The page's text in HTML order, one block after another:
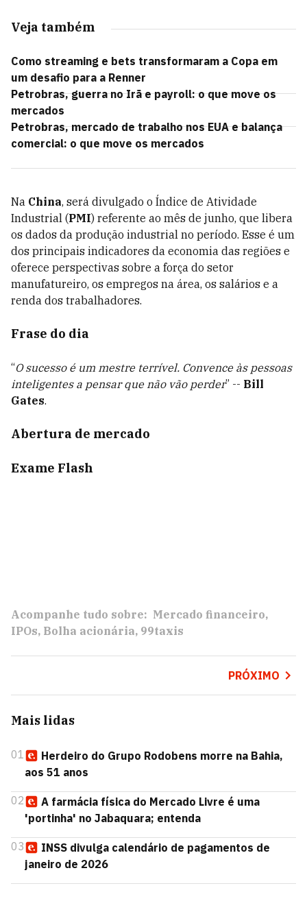
Veja também
Como streaming e bets transformaram a Copa em
um desafio para a Renner
Petrobras, guerra no Irã e payroll: o que move os
mercados
Petrobras, mercado de trabalho nos EUA e balança
comercial: o que move os mercados
Na China, será divulgado o Índice de Atividade
Industrial (PMI) referente ao mês de junho, que libera
os dados da produção industrial no período. Esse é um
dos principais indicadores da economia das regiões e
oferece perspectivas sobre a força do setor
manufatureiro, os empregos na área, os salários e a
renda dos trabalhadores.
Frase do dia
“O sucesso é um mestre terrível. Convence às pessoas
inteligentes a pensar que não vão perder” -- Bill
Gates.
Abertura de mercado
Exame Flash
Acompanhe tudo sobre: Mercado financeiro
IPOs Bolha acionária 99taxis
PRÓXIMO
Mais lidas
01
Herdeiro do Grupo Rodobens morre na Bahia,
aos 51 anos
02
A farmácia física do Mercado Livre é uma
'portinha' no Jabaquara; entenda
03
INSS divulga calendário de pagamentos de
janeiro de 2026